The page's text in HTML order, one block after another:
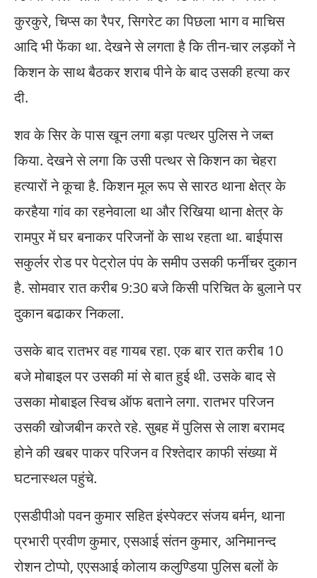
कुरकुरे, चिप्स का रैपर, सिगरेट का पिछला भाग व माचिस
आदि भी फेंका था. देखने से लगता है कि तीन-चार लड़कों ने
किशन के साथ बैठकर शराब पीने के बाद उसकी हत्या कर
दी.
शव के सिर के पास खून लगा बड़ा पत्थर पुलिस ने जब्त
किया. देखने से लगा कि उसी पत्थर से किशन का चेहरा
हत्यारों ने कूचा है. किशन मूल रूप से सारठ थाना क्षेत्र के
करहैया गांव का रहनेवाला था और रिखिया थाना क्षेत्र के
रामपुर में घर बनाकर परिजनों के साथ रहता था. बाईपास
सकुर्लर रोड पर पेट्रोल पंप के समीप उसकी फर्नीचर दुकान
है. सोमवार रात करीब 9:30 बजे किसी परिचित के बुलाने पर
दुकान बढाकर निकला.
उसके बाद रातभर वह गायब रहा. एक बार रात करीब 10
बजे मोबाइल पर उसकी मां से बात हुई थी. उसके बाद से
उसका मोबाइल स्विच ऑफ बताने लगा. रातभर परिजन
उसकी खोजबीन करते रहे. सुबह में पुलिस से लाश बरामद
होने की खबर पाकर परिजन व रिश्तेदार काफी संख्या में
घटनास्थल पहुंचे.
एसडीपीओ पवन कुमार सहित इंस्पेक्टर संजय बर्मन, थाना
प्रभारी प्रवीण कुमार, एसआई संतन कुमार, अनिमानन्द
रोशन टोप्पो, एएसआई कोलाय कलुण्डिया पुलिस बलों के